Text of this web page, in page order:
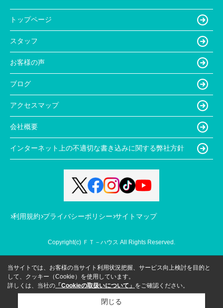
トップページ
スタッフ
お客様の声
ブログ
アクセスマップ
会社概要
インターネット上の不適切な書き込みに関する弊社方針
利用規約 プライバシーポリシー サイトマップ
Copyright(c) ＦＴ－ハウス All Rights Reserved.
当サイトでは、お客様の当サイト利用状況把握、サービス向上検討を目的と
して、クッキー（Cookie）を使用しています。
詳しくは、当社の 「Cookieの取扱いについて」 をご確認ください。
閉じる